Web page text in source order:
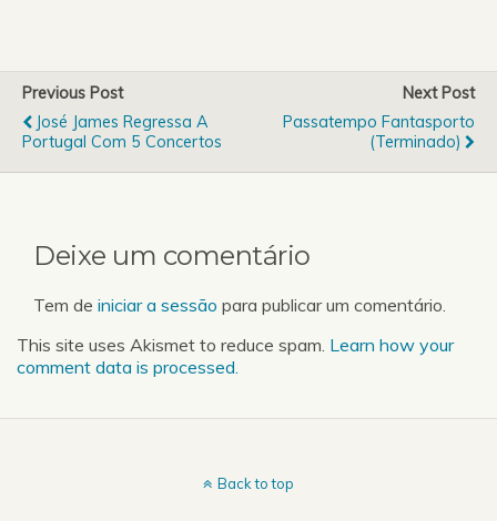
thrash alemão
Destruction e os pioneiros
do folk-metal finlandês
Finntroll.De novidades
apresentamos os novos
Previous Post
José James Regressa A
Portugal Com 5 Concertos
Next Post
Passatempo Fantasporto
(Terminado)
Deixe um comentário
Tem de iniciar a sessão para publicar um comentário.
This site uses Akismet to reduce spam. Learn how your
comment data is processed.
Back to top